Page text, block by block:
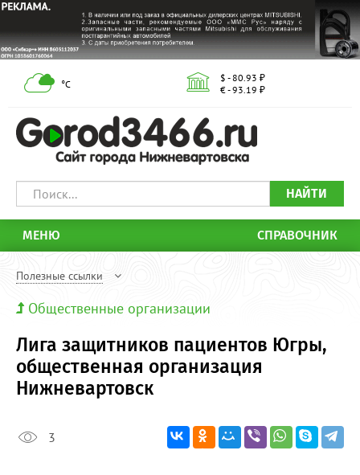
°С
$ - 80.93 ₽
€ - 93.19 ₽
НАЙТИ
МЕНЮ СПРАВОЧНИК
Полезные ссылки
Общественные организации
Лига защитников пациентов Югры,
общественная организация
Нижневартовск
3